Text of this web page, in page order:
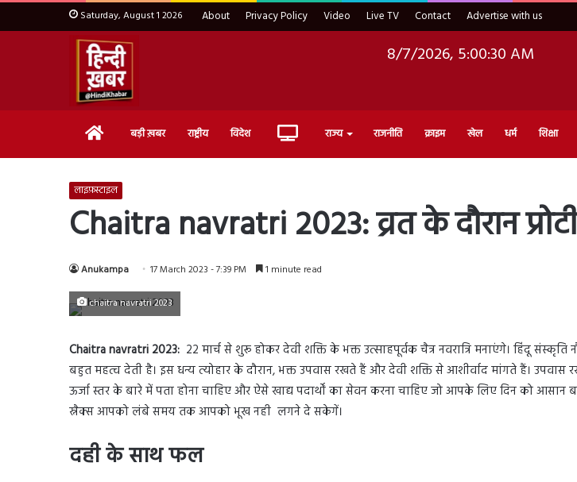
Saturday, August 1 2026 About Privacy Policy Video Live TV Contact Advertise with us
8/7/2026, 5:00:31 AM
Home बड़ी ख़बर राष्ट्रीय विदेश Live राज्य राजनीति क्राइम खेल धर्म शिक्षा
लाइफ़स्टाइल
Chaitra navratri 2023: व्रत के दौरान
Anukampa 17 March 2023 - 7:39 PM 1 minute read
chaitra navratri 2023
Chaitra navratri 2023: 22 मार्च से शुरू होकर देवी शक्ति के भक्त उत्साहपूर्वक चैत्र नवरात्रि मनाएंगे। हिंदू संस्कृति
बहुत महत्व देती है। इस धन्य त्योहार के दौरान, भक्त उपवास रखते हैं और देवी शक्ति से आशीर्वाद मांगते हैं।
ऊर्जा स्तर के बारे में पता होना चाहिए और ऐसे खाद्य पदार्थों का सेवन करना चाहिए जो आपके लिए दिन को आसान
स्नैक्स आपको लंबे समय तक आपको भूख नही लगने दे सकेगें।
दही के साथ फल